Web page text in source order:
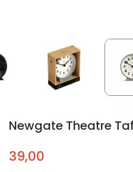
Newgate Theatre
39,00